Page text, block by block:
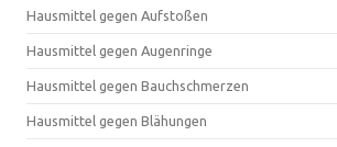
Hausmittel gegen Aufstoßen
Hausmittel gegen Augenringe
Hausmittel gegen Bauchschmerzen
Hausmittel gegen Blähungen